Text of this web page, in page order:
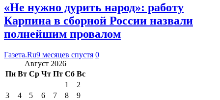
«Не нужно дурить народ»: работу
Карпина в сборной России назвали
полнейшим провалом
Газета.Ru9 месяцев спустя 0
Август 2026
Пн Вт Ср Чт Пт Сб Вс
1
2
3
4 5 6 7 8
9